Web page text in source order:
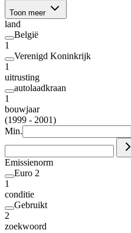
Toon meer
land
België
1
Verenigd Koninkrijk
1
uitrusting
autolaadkraan
1
bouwjaar
(1999 - 2001)
Min.
Emissienorm
Euro 2
1
conditie
Gebruikt
2
zoekwoord